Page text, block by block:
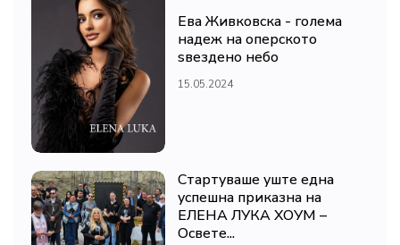
Ева Живковска - голема
надеж на оперското
ѕвездено небо
15.05.2024
Стартуваше уште една
успешна приказна на
ЕЛЕНА ЛУКА ХОУМ –
Освете...